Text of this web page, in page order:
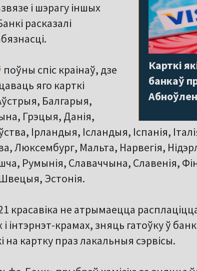
Карткі
банкаў
і шэрагу іншых
расказалі
поўны спіс краінаў, дзе
яго карткі
Балгарыя,
Грэцыя, Данія,
Ірландыя, Ісландыя, Іспанія,
Люксембург, Мальта, Нарвегія,
Румынія, Славаччына, Славенія,
Эстонія.
красавіка не атрымаецца
і інтэрнэт-крамах, зняць гатоўку ў
на картку праз лакальныя сэрвісы.